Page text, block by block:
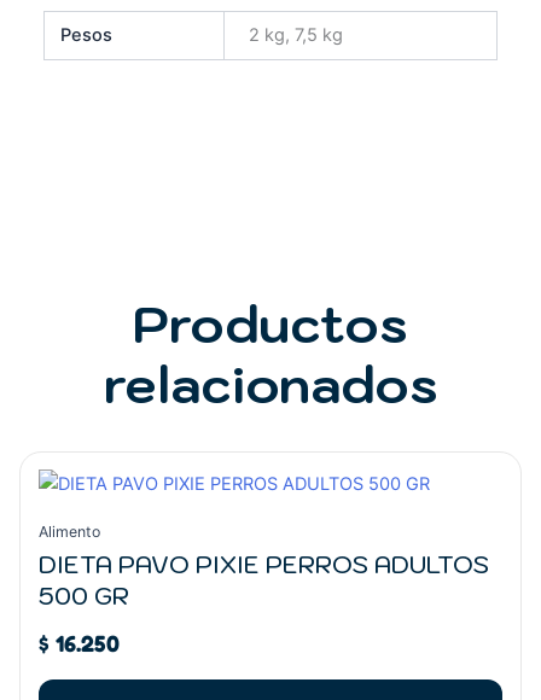
Pesos 2 kg, 7,5 kg
Productos
relacionados
Alimento
DIETA PAVO PIXIE PERROS ADULTOS
500 GR
$ 16.250